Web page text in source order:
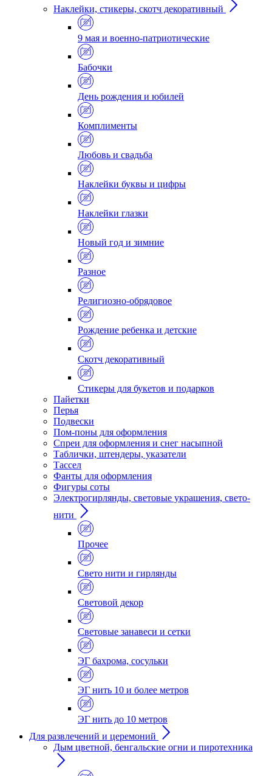
Наклейки, стикеры, скотч декоративный
9 мая и военно-патриотические
Бабочки
День рождения и юбилей
Комплименты
Любовь и свадьба
Наклейки буквы и цифры
Наклейки глазки
Новый год и зимние
Разное
Религиозно-обрядовое
Рождение ребенка и детские
Скотч декоративный
Стикеры для букетов и подарков
Пайетки
Перья
Подвески
Пом-поны для оформления
Спреи для оформления и снег насыпной
Таблички, штендеры, указатели
Тассел
Фанты для оформления
Фигуры соты
Электрогирлянды, световые украшения, свето-
нити
Прочее
Свето нити и гирлянды
Световой декор
Световые занавеси и сетки
ЭГ бахрома, сосульки
ЭГ нить 10 и более метров
ЭГ нить до 10 метров
Для развлечений и церемоний
Дым цветной, бенгальские огни и пиротехника